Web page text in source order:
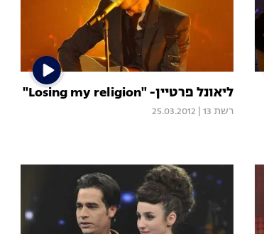
ליאונל פרטיין- "Losing my religion"
רשת 13 25.03.2012